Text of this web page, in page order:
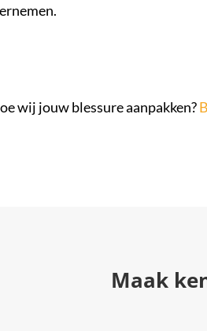
wij jouw blessure aanpakken?
Maak